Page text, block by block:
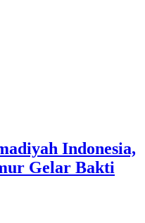
Indonesia,
Gelar Bakti